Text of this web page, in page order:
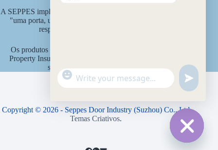
A SEPPES implementa o novo padrão de serviço industrial de
"uma porta, um pátio, serviço vitalício" como sistema de
responsabilidade vitalícia do produto.
Os produtos SEPPES são segurados pela Ping An State
Property Insurance Company da China com um valor de
seguro de 15 milhões de yuans.
Copyright © 2026 - Seppes Door Industry (Suzhou) Co., Ltd
Temas Criativos.
"
+
h
WhatsApp Message
u
n
e
f
i